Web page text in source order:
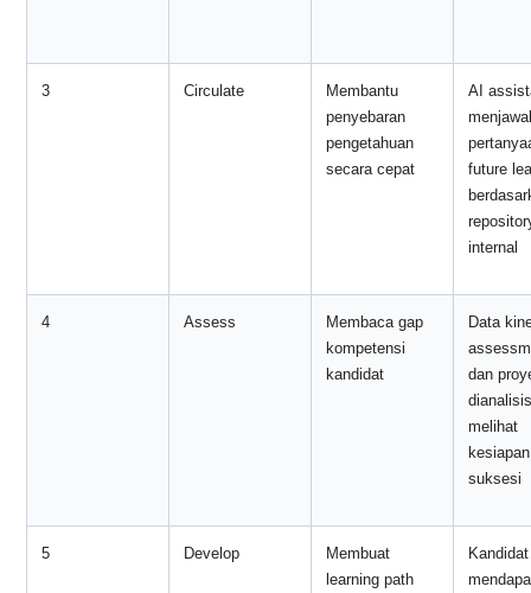
3 Circulate
Membantu
penyebaran
pengetahuan
secara cepat
AI
future
internal
4 Assess
Membaca gap
kompetensi
kandidat
Data
dan
melihat
kesiapan
suksesi
5 Develop
Membuat
learning path
Kandidat